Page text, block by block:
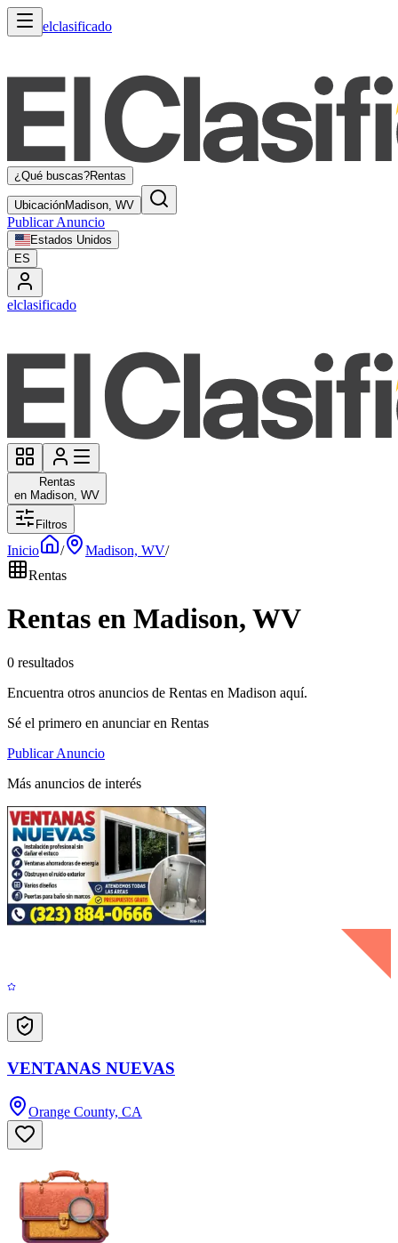
elclasificado
¿Qué buscas?Rentas
UbicaciónMadison, WV
Publicar Anuncio
Estados Unidos
ES
elclasificado
Rentas
en Madison, WV
Filtros
Inicio / Madison, WV/
Rentas
Rentas en Madison, WV
0 resultados
Encuentra otros anuncios de Rentas en Madison aquí.
Sé el primero en anunciar en Rentas
Publicar Anuncio
Más anuncios de interés
VENTANAS NUEVAS
Orange County, CA